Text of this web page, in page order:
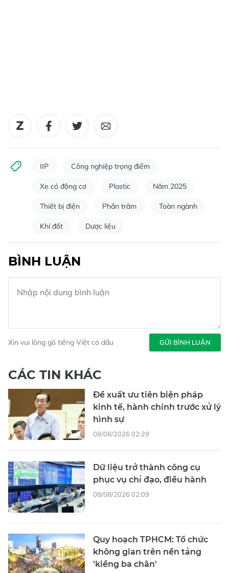
IIP Công nghiệp trọng điểm
Xe có động cơ Plastic Năm 2025
Thiết bị điện Phần trăm Toàn ngành
Khí đốt Dược liệu
BÌNH LUẬN
Xin vui lòng gõ tiếng Việt có dấu GỬI BÌNH LUẬN
CÁC TIN KHÁC
Đề xuất ưu tiên biện pháp
kinh tế, hành chính trước xử lý
hình sự
08/08/2026 02:29
Dữ liệu trở thành công cụ
phục vụ chỉ đạo, điều hành
08/08/2026 02:09
Quy hoạch TPHCM: Tổ chức
không gian trên nền tảng
'kiềng ba chân'